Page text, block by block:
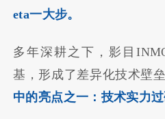
eta一大步。
多年深耕之下，影目
基，形成了差异化技术壁
中的亮点之一：技术实力过